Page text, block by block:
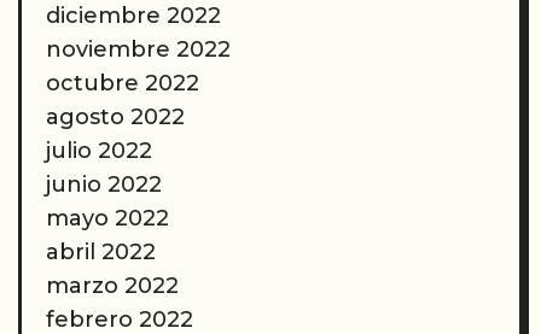
diciembre 2022
noviembre 2022
octubre 2022
agosto 2022
julio 2022
junio 2022
mayo 2022
abril 2022
marzo 2022
febrero 2022